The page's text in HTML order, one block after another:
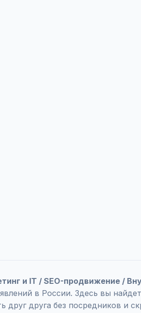
и IT / SEO-продвижение /
в России. Здесь вы
друг друга без посредников и